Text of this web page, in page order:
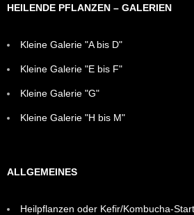
HEILENDE PFLANZEN – GALERIEN
Kleine Galerie "A bis D"
Kleine Galerie "E bis F"
Kleine Galerie "G"
Kleine Galerie "H bis M"
ALLGEMEINES
Heilpflanzen oder Kefir/Kombucha-